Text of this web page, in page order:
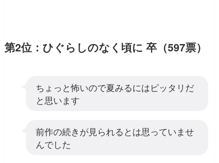
第2位：ひぐらしのなく頃に 卒（597票）
ちょっと怖いので夏みるにはピッタリだ
と思います
前作の続きが見られるとは思っていませ
んでした